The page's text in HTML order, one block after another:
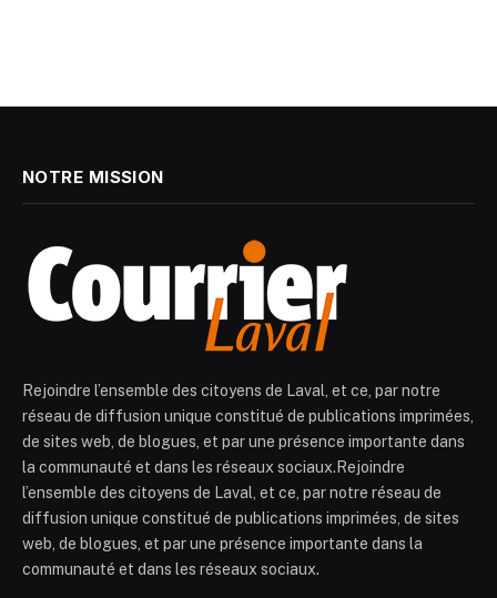
NOTRE MISSION
Rejoindre l’ensemble des citoyens de Laval, et ce, par notre
réseau de diffusion unique constitué de publications imprimées,
de sites web, de blogues, et par une présence importante dans
la communauté et dans les réseaux sociaux.Rejoindre
l’ensemble des citoyens de Laval, et ce, par notre réseau de
diffusion unique constitué de publications imprimées, de sites
web, de blogues, et par une présence importante dans la
communauté et dans les réseaux sociaux.